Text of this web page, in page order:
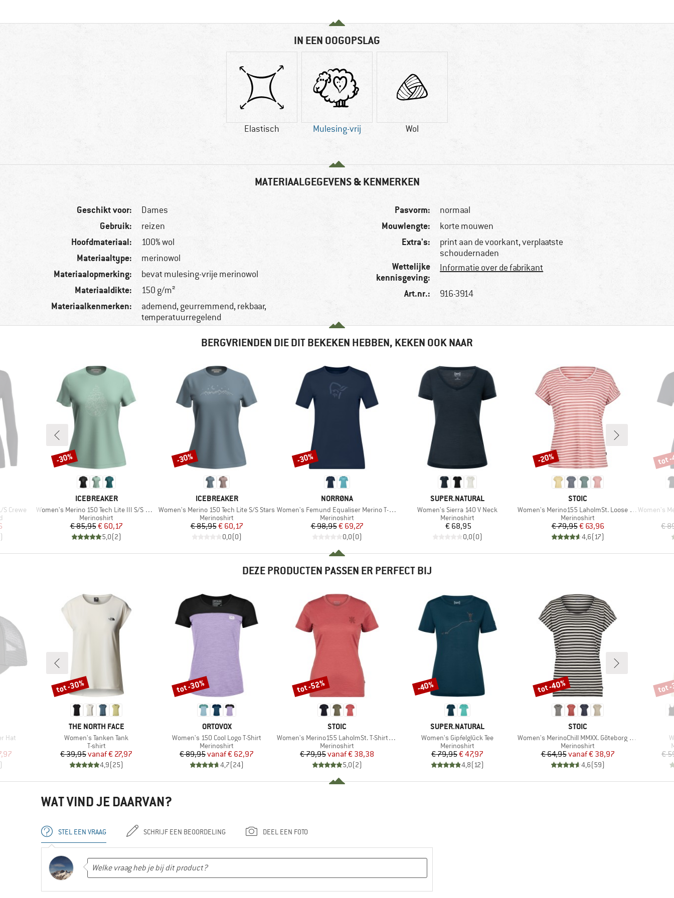
IN EEN OOGOPSLAG
Elastisch Mulesing-vrij Wol
MATERIAALGEGEVENS & KENMERKEN
Geschikt voor: Dames
Gebruik: reizen
Hoofdmateriaal: 100% wol
Materiaaltype: merinowol
Materiaalopmerking: bevat mulesing-vrije merinowol
Materiaaldikte: 150 g/m²
Materiaalkenmerken:
ademend, geurremmend, rekbaar,
temperatuurregelend
Pasvorm: normaal
Mouwlengte: korte mouwen
Extra's:
print aan de voorkant, verplaatste
schoudernaden
Wettelijke
kennisgeving:
Informatie over de fabrikant
Art.nr.: 916-3914
BERGVRIENDEN DIE DIT BEKEKEN HEBBEN, KEKEN OOK NAAR
Crewe
prijs
)
MERK
ICEBREAKER
Artikel
Women's Merino 150 Tech Lite III S/S Hike Path
Productgroep
Merinoshirt
Prijs
€ 85,95Verlaagde prijs
€ 60,17
5,0(2)
Korting
-30%
MERK
ICEBREAKER
Artikel
Women's Merino 150 Tech Lite S/S Stars
Productgroep
Merinoshirt
Prijs
€ 85,95Verlaagde prijs
€ 60,17
0,0(0)
Korting
-30%
MERK
NORRØNA
Artikel
Women's Femund Equaliser Merino T- Shirt
Productgroep
Merinoshirt
Prijs
€ 98,95Verlaagde prijs
€ 69,27
0,0(0)
Korting
-30%
MERK
SUPER.NATURAL
Artikel
Women's Sierra 140 V Neck
Productgroep
Merinoshirt
Prijs
€ 68,95
0,0(0)
MERK
STOIC
Artikel
Women's Merino155 LaholmSt. Loose Shirt Striped
Productgroep
Merinoshirt
Prijs
€ 79,95Verlaagde prijs
€ 63,96
4,6(17)
Korting
-20%
Artikel
Women's
€
tot
DEZE PRODUCTEN PASSEN ER PERFECT BIJ
Hat
prijs
MERK
THE NORTH FACE
Artikel
Women's Tanken Tank
Productgroep
T-shirt
Prijs
€ 39,95 Verlaagde prijs
vanaf€ 27,97
4,9(25)
Korting
tot -30%
MERK
ORTOVOX
Artikel
Women's 150 Cool Logo T-Shirt
Productgroep
Merinoshirt
Prijs
€ 89,95 Verlaagde prijs
vanaf€ 62,97
4,7(24)
Korting
tot -30%
MERK
STOIC
Artikel
Women's Merino155 LaholmSt. T-Shirt Daisy Flower
Productgroep
Merinoshirt
Prijs
€ 79,95 Verlaagde prijs
vanaf€ 38,38
5,0(2)
Korting
tot -52%
MERK
SUPER.NATURAL
Artikel
Women's Gipfelglück Tee
Productgroep
Merinoshirt
Prijs
€ 79,95Verlaagde prijs
€ 47,97
4,8(12)
Korting
-40%
MERK
STOIC
Artikel
Women's MerinoChill MMXX. Göteborg Loose Tee St
Productgroep
Merinoshirt
Prijs
€ 64,95 Verlaagde prijs
vanaf€ 38,97
4,6(59)
Korting
tot -40%
€
tot
WAT VIND JE DAARVAN?
STEL EEN VRAAG SCHRIJF EEN BEOORDELING DEEL EEN FOTO